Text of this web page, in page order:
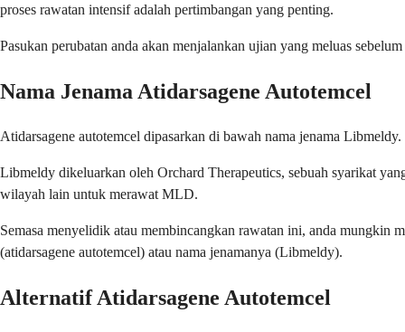
proses rawatan intensif adalah pertimbangan yang penting.
Pasukan perubatan anda akan menjalankan ujian yang meluas
Nama Jenama Atidarsagene Autotemcel
Atidarsagene autotemcel dipasarkan di bawah nama jenama
Libmeldy dikeluarkan oleh Orchard Therapeutics, sebuah syarikat
wilayah lain untuk merawat MLD.
Semasa menyelidik atau membincangkan rawatan ini, anda mungkin
(atidarsagene autotemcel) atau nama jenamanya (Libmeldy).
Alternatif Atidarsagene Autotemcel